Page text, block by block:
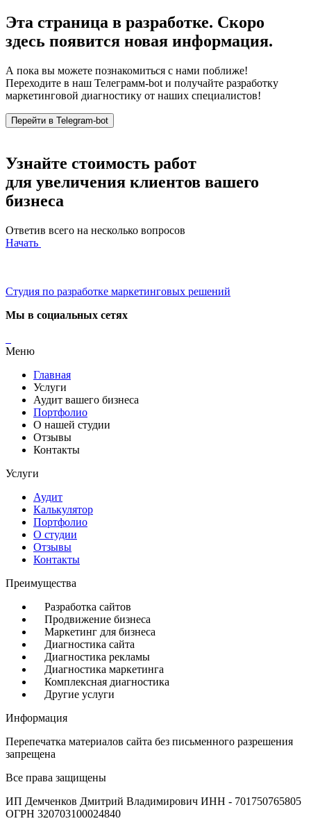
Эта страница в разработке. Скоро
здесь появится новая информация.
А пока вы можете познакомиться с нами поближе!
Переходите в наш Телеграмм-bot и получайте разработку
маркетинговой диагностику от наших специалистов!
Перейти в Telegram-bot
Узнайте стоимость работ
для увеличения клиентов вашего
бизнеса
Ответив всего на несколько вопросов
Начать
Студия по разработке маркетинговых решений
Мы в социальных сетях
Меню
Главная
Услуги
Аудит вашего бизнеса
Портфолио
О нашей студии
Отзывы
Контакты
Услуги
Аудит
Калькулятор
Портфолио
О студии
Отзывы
Контакты
Преимущества
Разработка сайтов
Продвижение бизнеса
Маркетинг для бизнеса
Диагностика сайта
Диагностика рекламы
Диагностика маркетинга
Комплексная диагностика
Другие услуги
Информация
Перепечатка материалов сайта без письменного разрешения
запрещена
Все права защищены
ИП Демченков Дмитрий Владимирович ИНН - 701750765805
ОГРН 320703100024840